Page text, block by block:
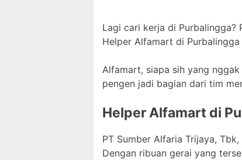
Lagi cari kerja di Purbalingga?
Helper Alfamart di
Alfamart, siapa sih yang
pengen jadi bagian dari tim
Helper Alfamart di
PT Sumber Alfaria Trijaya,
Dengan ribuan gerai yang